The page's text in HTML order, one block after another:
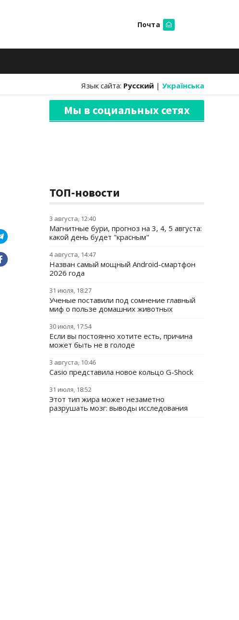
Почта
Язык сайта: Русский | Українська
Мы в социальных сетях
ТОП-новости
3 августа, 12:40
Магнитные бури, прогноз на 3, 4, 5 августа:
какой день будет "красным"
4 августа, 14:47
Назван самый мощный Android-смартфон
2026 года
31 июля, 18:27
Ученые поставили под сомнение главный
миф о пользе домашних животных
30 июля, 17:54
Если вы постоянно хотите есть, причина
может быть не в голоде
3 августа, 10:46
Casio представила новое кольцо G-Shock
31 июля, 18:52
Этот тип жира может незаметно
разрушать мозг: выводы исследования